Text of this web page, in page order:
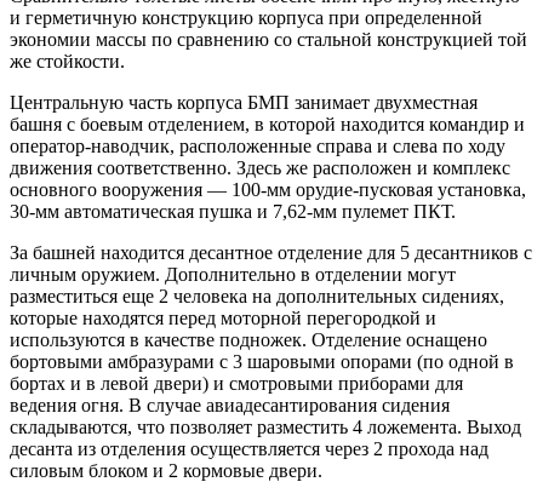
и герметичную конструкцию корпуса при определенной
экономии массы по сравнению со стальной конструкцией той
же стойкости.
Центральную часть корпуса БМП занимает двухместная
башня с боевым отделением, в которой находится командир и
оператор-наводчик, расположенные справа и слева по ходу
движения соответственно. Здесь же расположен и комплекс
основного вооружения — 100-мм орудие-пусковая установка,
30-мм автоматическая пушка и 7,62-мм пулемет ПКТ.
За башней находится десантное отделение для 5 десантников с
личным оружием. Дополнительно в отделении могут
разместиться еще 2 человека на дополнительных сидениях,
которые находятся перед моторной перегородкой и
используются в качестве подножек. Отделение оснащено
бортовыми амбразурами с 3 шаровыми опорами (по одной в
бортах и в левой двери) и смотровыми приборами для
ведения огня. В случае авиадесантирования сидения
складываются, что позволяет разместить 4 ложемента. Выход
десанта из отделения осуществляется через 2 прохода над
силовым блоком и 2 кормовые двери.